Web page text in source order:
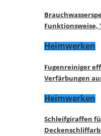
Heimwerken
Fugenreiniger
Verfärbungen
Heimwerken
Schleifgiraffen